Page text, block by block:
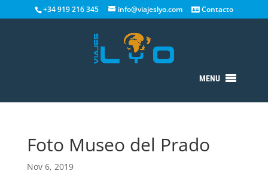
+34 919 216 345 info@viajeslyo.com Contacto
MENU
Foto Museo del Prado
Nov 6, 2019